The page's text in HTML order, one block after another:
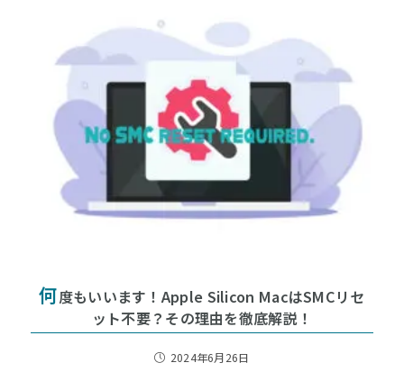
何度もいいます！Apple Silicon MacはSMCリセ
ット不要？その理由を徹底解説！
2024年6月26日